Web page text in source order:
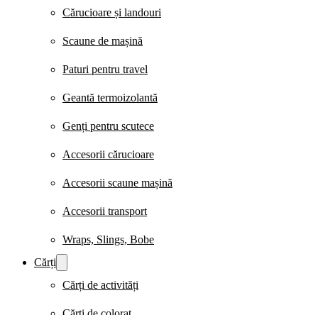
Cărucioare și landouri
Scaune de mașină
Paturi pentru travel
Geantă termoizolantă
Genți pentru scutece
Accesorii cărucioare
Accesorii scaune mașină
Accesorii transport
Wraps, Slings, Bobe
Cărți
Cărți de activități